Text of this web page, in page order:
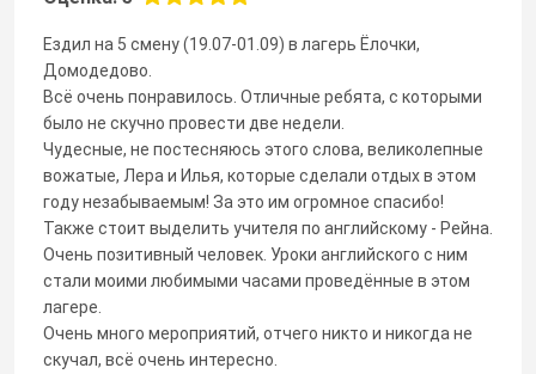
Ездил на 5 смену (19.07-01.09) в лагерь Ёлочки,
Домодедово.
Всё очень понравилось. Отличные ребята, с которыми
было не скучно провести две недели.
Чудесные, не постесняюсь этого слова, великолепные
вожатые, Лера и Илья, которые сделали отдых в этом
году незабываемым! За это им огромное спасибо!
Также стоит выделить учителя по английскому - Рейна.
Очень позитивный человек. Уроки английского с ним
стали моими любимыми часами проведённые в этом
лагере.
Очень много мероприятий, отчего никто и никогда не
скучал, всё очень интересно.